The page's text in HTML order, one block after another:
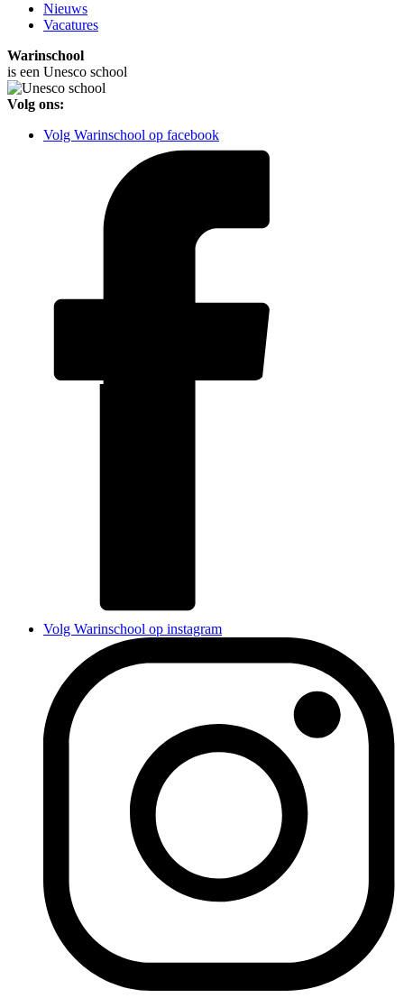
Nieuws
Vacatures
Warinschool
is een Unesco school
Volg ons:
Volg Warinschool op facebook
Volg Warinschool op instagram